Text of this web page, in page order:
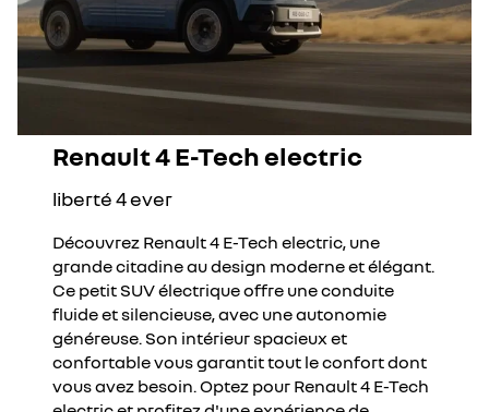
Renault 4 E-Tech electric
liberté 4 ever
Découvrez Renault 4 E-Tech electric, une
grande citadine au design moderne et élégant.
Ce petit SUV électrique offre une conduite
fluide et silencieuse, avec une autonomie
généreuse. Son intérieur spacieux et
confortable vous garantit tout le confort dont
vous avez besoin. Optez pour Renault 4 E-Tech